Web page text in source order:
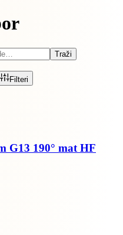
Traži
Filteri
G13 190° mat HF